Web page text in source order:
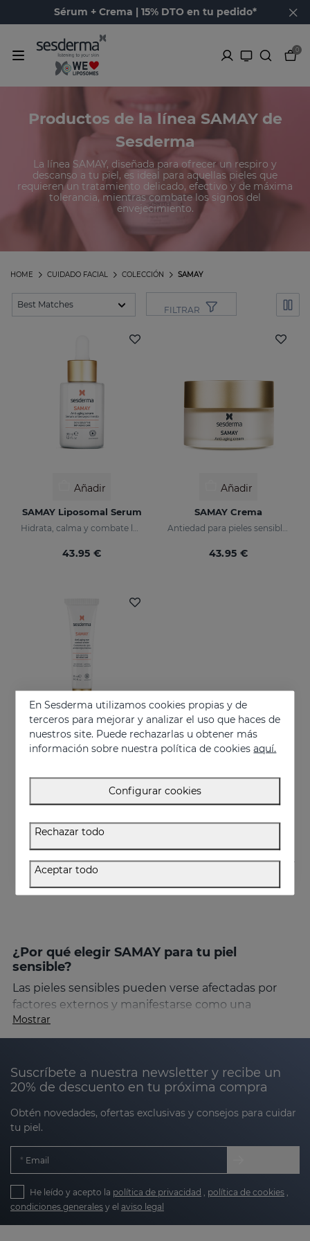
Sérum + Crema | 15% DTO en tu pedido*
0
Productos de la línea SAMAY de
Sesderma
La línea SAMAY, diseñada para ofrecer un respiro y
descanso a tu piel, es ideal para aquellas pieles que
requieren un tratamiento delicado, efectivo y de máxima
tolerancia, mientras combate los signos del
envejecimiento.
SAMAY
COLECCIÓN
CUIDADO FACIAL
HOME
FILTRAR
Añadir
SAMAY Liposomal Serum
Hidrata, calma y combate las arrugas de las pieles sensibles
43.95 €
Añadir
SAMAY Crema
Antiedad para pieles sensibles
43.95 €
Añadir
SAMAY Contorno De Ojos
Contorno antiarrugas para pieles sensibles
¿Por qué elegir SAMAY para tu piel
sensible?
Las pieles sensibles pueden verse afectadas por
factores externos y manifestarse como una
reactividad cutánea, con alteración de la función
barrera y aparición de enrojecimiento. A medida
intensificarse, dificultando el uso de tratamientos
convencionales. La líneaSAMAYde Sesderma está
preocupaciones, proporcionando soluciones
efectivas sin comprometer la comodidad de tu piel.
Los productos
sensisomas, innovadores glicerosomas, elaborados
con glicerina, diseñados para actuar
Mostrar
Suscríbete a nuestra newsletter y recibe un
20% de descuento en tu próxima compra
Obtén novedades, ofertas exclusivas y consejos para cuidar
tu piel.
Email
He leído y acepto la política de privacidad política de cookies
condiciones generales y el aviso legal
En Sesderma utilizamos cookies propias y de
terceros para mejorar y analizar el uso que haces de
nuestros site. Puede rechazarlas u obtener más
información sobre nuestra política de cookiesaquí.
Configurar cookies
Rechazar todo
Aceptar todo